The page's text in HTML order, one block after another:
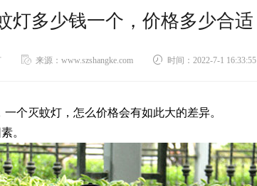
灯多少钱一个，价格多少合适
灯 来源：www.szshangke.com 时间：2022-7-1 16:33:55
个灭蚊灯，怎么价格会有如此大的差异。
。